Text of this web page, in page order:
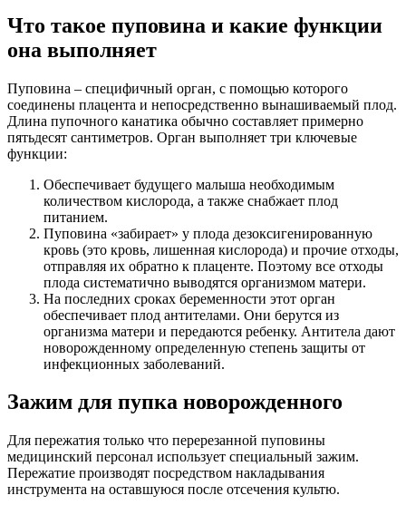
Что такое пуповина и какие функции
она выполняет
Пуповина – специфичный орган, с помощью которого
соединены плацента и непосредственно вынашиваемый плод.
Длина пупочного канатика обычно составляет примерно
пятьдесят сантиметров. Орган выполняет три ключевые
функции:
Обеспечивает будущего малыша необходимым
количеством кислорода, а также снабжает плод
питанием.
Пуповина «забирает» у плода дезоксигенированную
кровь (это кровь, лишенная кислорода) и прочие отходы,
отправляя их обратно к плаценте. Поэтому все отходы
плода систематично выводятся организмом матери.
На последних сроках беременности этот орган
обеспечивает плод антителами. Они берутся из
организма матери и передаются ребенку. Антитела дают
новорожденному определенную степень защиты от
инфекционных заболеваний.
Зажим для пупка новорожденного
Для пережатия только что перерезанной пуповины
медицинский персонал использует специальный зажим.
Пережатие производят посредством накладывания
инструмента на оставшуюся после отсечения культю.